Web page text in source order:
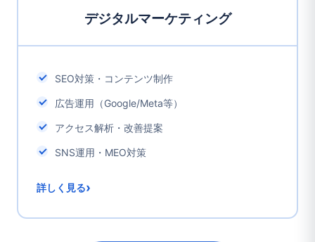
デジタルマーケティング
SEO対策・コンテンツ制作
広告運用（Google/Meta等）
アクセス解析・改善提案
SNS運用・MEO対策
詳しく見る›